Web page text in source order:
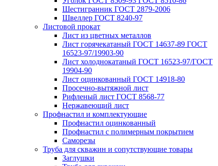
Шестигранник ГОСТ 2879-2006
Швеллер ГОСТ 8240-97
Листовой прокат
Лист из цветных металлов
Лист горячекатаный ГОСТ 14637-89 ГОСТ
16523-97/19903-90
Лист холоднокатаный ГОСТ 16523-97/ГОСТ
19904-90
Лист оцинкованный ГОСТ 14918-80
Просечно-вытяжной лист
Рифленый лист ГОСТ 8568-77
Нержавеющий лист
Профнастил и комплектующие
Профнастил оцинкованный
Профнастил с полимерным покрытием
Саморезы
Труба для скважин и сопутствующие товары
Заглушки